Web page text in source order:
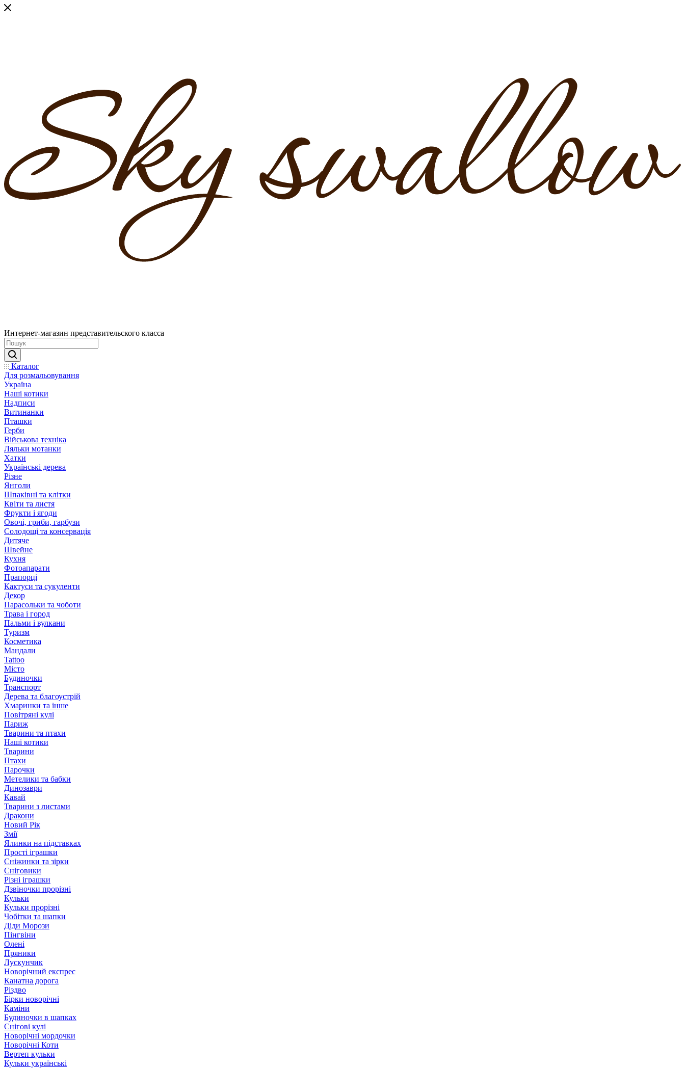
Интернет-магазин представительского класса
Каталог
Для розмальовування
Україна
Наші котики
Надписи
Витинанки
Пташки
Герби
Військова техніка
Ляльки мотанки
Хатки
Українські дерева
Різне
Янголи
Шпаківні та клітки
Квіти та листя
Фрукти і ягоди
Овочі, гриби, гарбузи
Солодощі та консервація
Дитяче
Швейне
Кухня
Фотоапарати
Прапорці
Кактуси та сукуленти
Декор
Парасольки та чоботи
Трава і город
Пальми і вулкани
Туризм
Косметика
Мандали
Tattoo
Місто
Будиночки
Транспорт
Дерева та благоустрій
Хмаринки та інше
Повітряні кулі
Париж
Тварини та птахи
Наші котики
Тварини
Птахи
Парочки
Метелики та бабки
Динозаври
Кавай
Тварини з листами
Дракони
Новий Рік
Змії
Ялинки на підставках
Прості іграшки
Сніжинки та зірки
Сніговики
Різні іграшки
Дзвіночки прорізні
Кульки
Кульки прорізні
Чобітки та шапки
Діди Морози
Пінгвіни
Олені
Пряники
Лускунчик
Новорічний експрес
Канатна дорога
Різдво
Бірки новорічні
Каміни
Будиночки в шапках
Снігові кулі
Новорічні мордочки
Новорічні Коти
Вертеп кульки
Кульки українські